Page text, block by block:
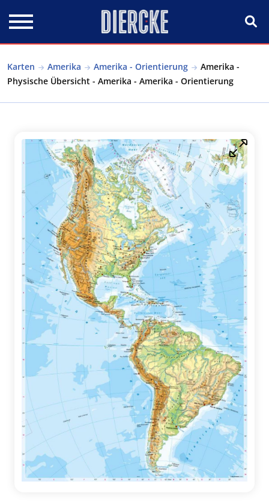
Karten Amerika Amerika - Orientierung
Amerika -
Physische Übersicht - Amerika - Amerika - Orientierung